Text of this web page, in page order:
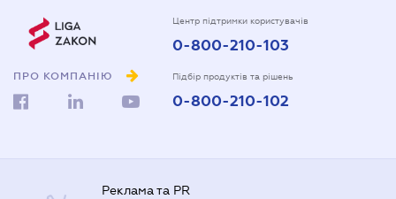
ПРО КОМПАНІЮ
Центр підтримки користувачів
0-800-210-103
Підбір продуктів та рішень
0-800-210-102
Реклама та PR